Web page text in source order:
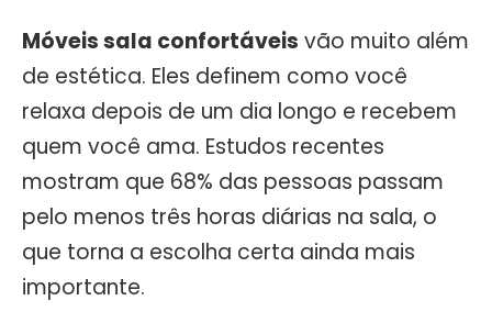
Móveis sala confortáveis vão muito além
de estética. Eles definem como você
relaxa depois de um dia longo e recebem
quem você ama. Estudos recentes
mostram que 68% das pessoas passam
pelo menos três horas diárias na sala, o
que torna a escolha certa ainda mais
importante.